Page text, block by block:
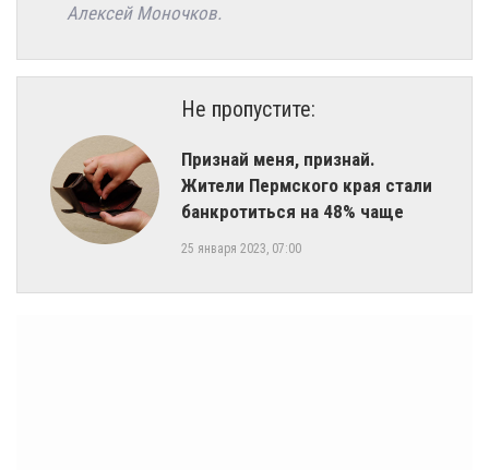
Алексей Моночков.
Не пропустите:
​Признай меня, признай.
Жители Пермского края стали
банкротиться на 48% чаще
25 января 2023, 07:00